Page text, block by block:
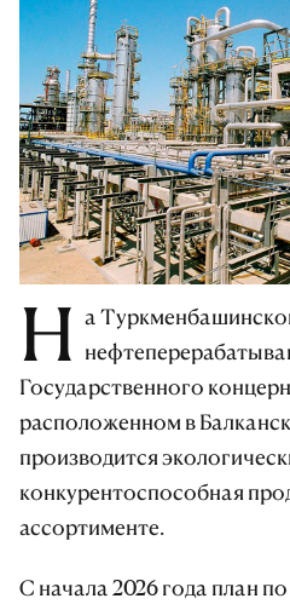
Н а
Государственного
расположенном в
производится
конкурентоспособная
ассортименте.
С начала 2026 года план